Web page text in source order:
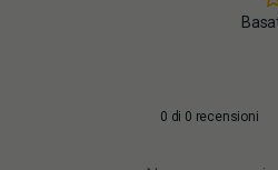
0 di 0 recensioni